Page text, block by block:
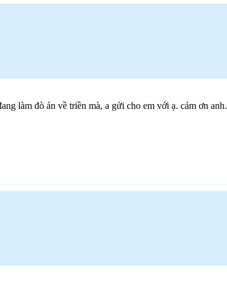
làm đò án về triền mà, a gửi cho em với ạ. cảm ơn anh.